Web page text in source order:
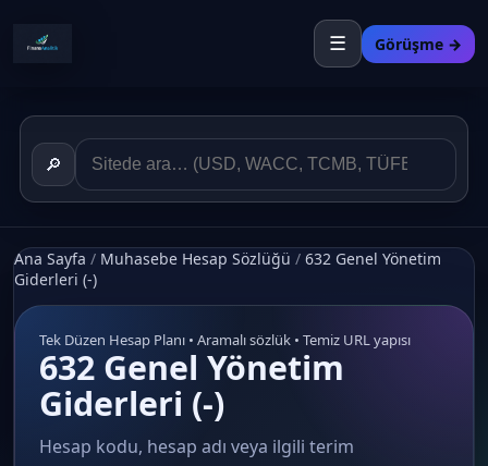
☰ Görüşme →
🔎
Ana Sayfa / Muhasebe Hesap Sözlüğü / 632 Genel Yönetim
Giderleri (-)
Tek Düzen Hesap Planı • Aramalı sözlük • Temiz URL yapısı
632 Genel Yönetim
Giderleri (-)
Hesap kodu, hesap adı veya ilgili terim